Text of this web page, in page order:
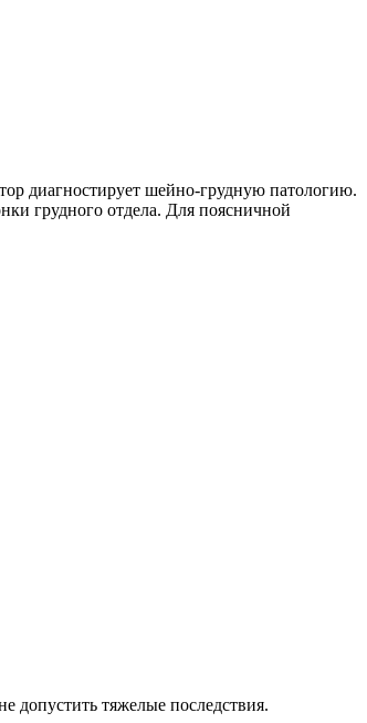
диагностирует шейно-грудную патологию.
грудного отдела. Для поясничной
допустить тяжелые последствия.